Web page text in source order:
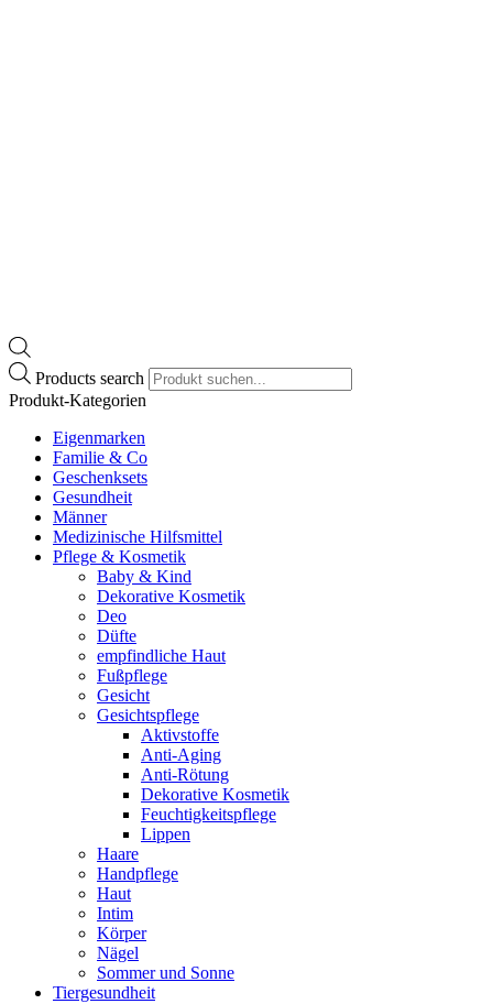
Products search
Produkt-Kategorien
Eigenmarken
Familie & Co
Geschenksets
Gesundheit
Männer
Medizinische Hilfsmittel
Pflege & Kosmetik
Baby & Kind
Dekorative Kosmetik
Deo
Düfte
empfindliche Haut
Fußpflege
Gesicht
Gesichtspflege
Aktivstoffe
Anti-Aging
Anti-Rötung
Dekorative Kosmetik
Feuchtigkeitspflege
Lippen
Haare
Handpflege
Haut
Intim
Körper
Nägel
Sommer und Sonne
Tiergesundheit